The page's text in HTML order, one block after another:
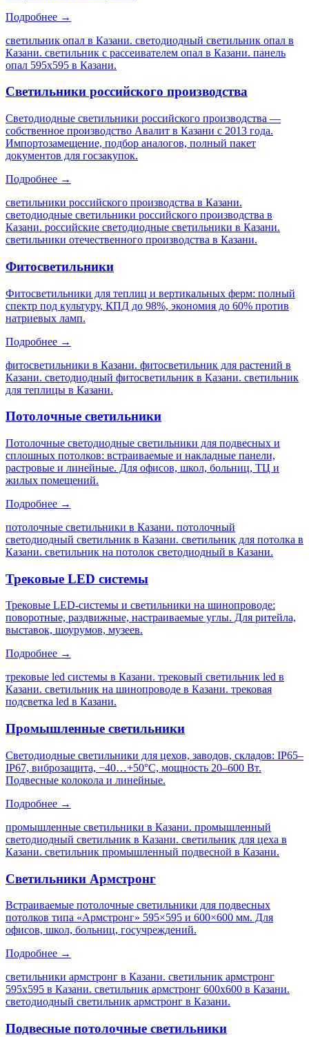
Подробнее →
светильник опал в Казани. светодиодный светильник опал в
Казани. светильник с рассеивателем опал в Казани. панель
опал 595х595 в Казани.
Светильники российского производства
Светодиодные светильники российского производства —
собственное производство Авалит в Казани с 2013 года.
Импортозамещение, подбор аналогов, полный пакет
документов для госзакупок.
Подробнее →
светильники российского производства в Казани.
светодиодные светильники российского производства в
Казани. российские светодиодные светильники в Казани.
светильники отечественного производства в Казани.
Фитосветильники
Фитосветильники для теплиц и вертикальных ферм: полный
спектр под культуру, КПД до 98%, экономия до 60% против
натриевых ламп.
Подробнее →
фитосветильники в Казани. фитосветильник для растений в
Казани. светодиодный фитосветильник в Казани. светильник
для теплицы в Казани.
Потолочные светильники
Потолочные светодиодные светильники для подвесных и
сплошных потолков: встраиваемые и накладные панели,
растровые и линейные. Для офисов, школ, больниц, ТЦ и
жилых помещений.
Подробнее →
потолочные светильники в Казани. потолочный
светодиодный светильник в Казани. светильник для потолка в
Казани. светильник на потолок светодиодный в Казани.
Трековые LED системы
Трековые LED-системы и светильники на шинопроводе:
поворотные, раздвижные, настраиваемые углы. Для ритейла,
выставок, шоурумов, музеев.
Подробнее →
трековые led системы в Казани. трековый светильник led в
Казани. светильник на шинопроводе в Казани. трековая
подсветка led в Казани.
Промышленные светильники
Светодиодные светильники для цехов, заводов, складов: IP65–
IP67, виброзащита, −40…+50°C, мощность 20–600 Вт.
Подвесные колокола и линейные.
Подробнее →
промышленные светильники в Казани. промышленный
светодиодный светильник в Казани. светильник для цеха в
Казани. светильник промышленный подвесной в Казани.
Светильники Армстронг
Встраиваемые потолочные светильники для подвесных
потолков типа «Армстронг» 595×595 и 600×600 мм. Для
офисов, школ, больниц, госучреждений.
Подробнее →
светильники армстронг в Казани. светильник армстронг
595х595 в Казани. светильник армстронг 600х600 в Казани.
светодиодный светильник армстронг в Казани.
Подвесные потолочные светильники